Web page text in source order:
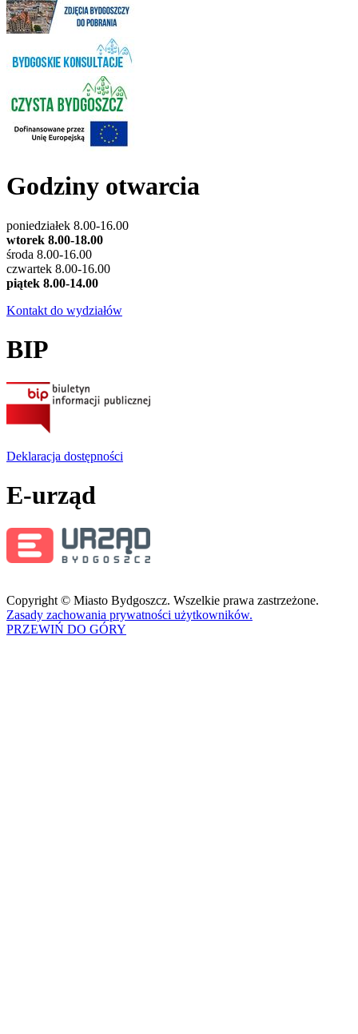
Godziny otwarcia
poniedziałek 8.00-16.00
wtorek 8.00-18.00
środa 8.00-16.00
czwartek 8.00-16.00
piątek 8.00-14.00
Kontakt do wydziałów
BIP
Deklaracja dostępności
E-urząd
Copyright © Miasto Bydgoszcz. Wszelkie prawa zastrzeżone.
Zasady zachowania prywatności użytkowników.
PRZEWIŃ DO GÓRY